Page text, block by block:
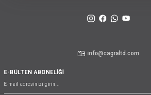
info@cagraltd.com
E-BÜLTEN ABONELİĞİ